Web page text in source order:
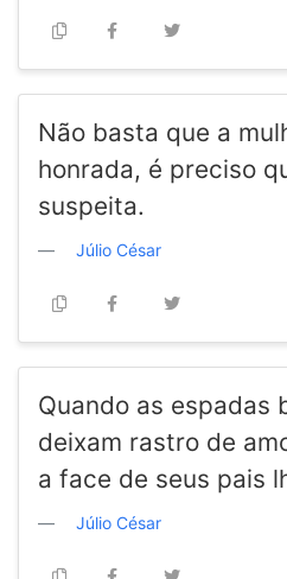
Não basta que a
honrada, é preciso
suspeita.
Júlio César
Quando as espadas
deixam rastro de
a face de seus pais
Júlio César